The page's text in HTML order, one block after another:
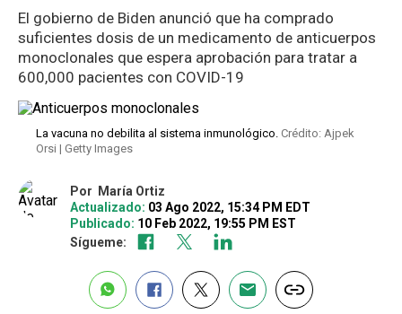
El gobierno de Biden anunció que ha comprado
suficientes dosis de un medicamento de anticuerpos
monoclonales que espera aprobación para tratar a
600,000 pacientes con COVID-19
La vacuna no debilita al sistema inmunológico. Crédito: Ajpek
Orsi | Getty Images
Por
María Ortiz
Actualizado: 03 Ago 2022, 15:34 PM EDT
Publicado: 10 Feb 2022, 19:55 PM EST
Sígueme: